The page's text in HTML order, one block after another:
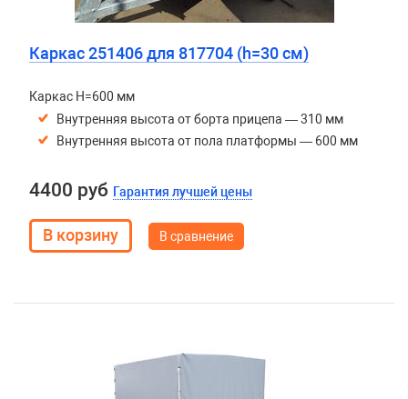
Каркас 251406 для 817704 (h=30 см)
Каркас H=600 мм
Внутренняя высота от борта прицепа — 310 мм
Внутренняя высота от пола платформы — 600 мм
4400 руб Гарантия лучшей цены
В сравнение